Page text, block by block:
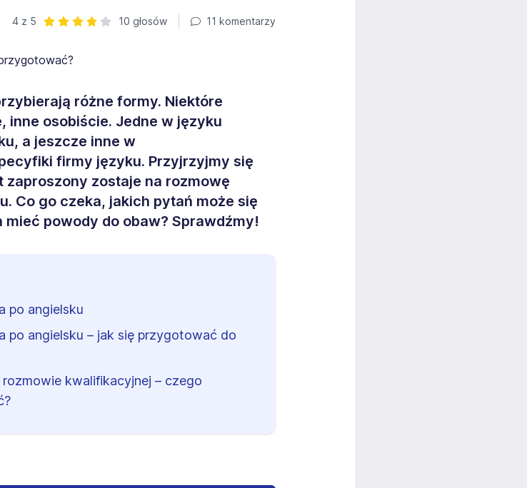
4 z 5
10 głosów 11 komentarzy
różne formy. Niektóre
inne osobiście. Jedne w języku
a jeszcze inne w
firmy języku. Przyjrzyjmy się
zostaje na rozmowę
Co go czeka, jakich pytań może się
powody do obaw? Sprawdźmy!
po angielsku
po angielsku – jak się przygotować do
kwalifikacyjnej – czego